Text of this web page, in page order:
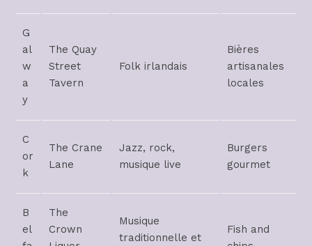
G
al
w
a
y
The Quay
Street
Tavern
Folk irlandais
Bières
artisanales
locales
C
or
k
The Crane
Lane
Jazz, rock,
musique live
Burgers
gourmet
B
el
The
Crown
Musique
traditionnelle et
Fish and